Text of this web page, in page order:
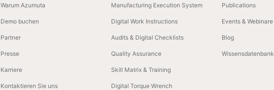
Warum Azumuta
Demo buchen
Partner
Presse
Karriere
Kontaktieren Sie uns
Manufacturing Execution System
Digital Work Instructions
Audits & Digital Checklists
Quality Assurance
Skill Matrix & Training
Digital Torque Wrench
Publications
Events & Webinare
Blog
Wissensdatenbank